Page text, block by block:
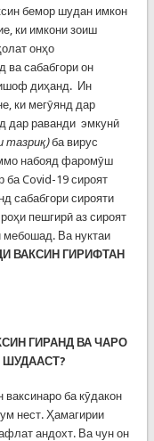
бемор шудан имкон
ки имкони зоиш
онҳо
ва сабабгори он
диҳанд. Ин
ки мегӯянд дар
дар раванди эмкунӣ
тазриқ)ба вирус
набояд фаромӯш
ба Covid-19 сироят
сабабгори сирояти
пешгирӣ аз сироят
мебошад. Ва нуктаи
ВАКСИН ГИРИФТАН
ГИРАНД ВА ЧАРО
ваксинаро ба кӯдакон
нест. Ҳамагирии
андохт. Ва чун он